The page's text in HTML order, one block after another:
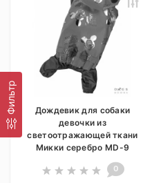
Фильтр
Дождевик для собаки
девочки из
светоотражающей ткани
Микки серебро MD-9
0